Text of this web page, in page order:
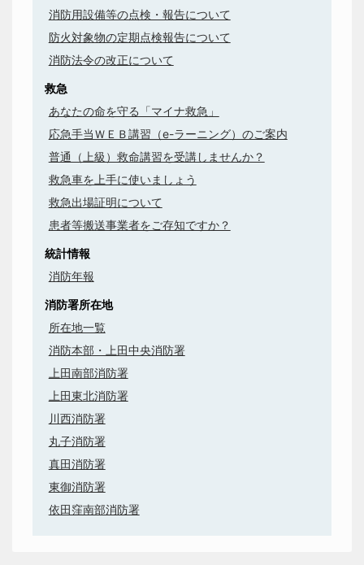
消防用設備等の点検・報告について
防火対象物の定期点検報告について
消防法令の改正について
救急
あなたの命を守る「マイナ救急」
応急手当ＷＥＢ講習（e-ラーニング）のご案内
普通（上級）救命講習を受講しませんか？
救急車を上手に使いましょう
救急出場証明について
患者等搬送事業者をご存知ですか？
統計情報
消防年報
消防署所在地
所在地一覧
消防本部・上田中央消防署
上田南部消防署
上田東北消防署
川西消防署
丸子消防署
真田消防署
東御消防署
依田窪南部消防署